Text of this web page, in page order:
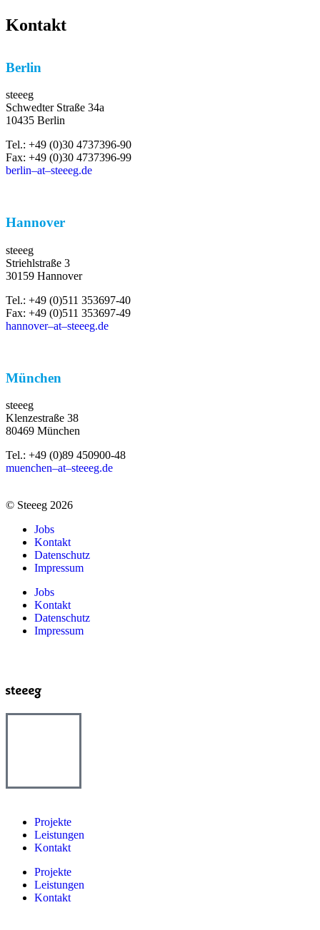
Kontakt
Berlin
steeeg
Schwedter Straße 34a
10435 Berlin
Tel.: +49 (0)30 4737396-90
Fax: +49 (0)30 4737396-99
berlin–at–steeeg.de
Hannover
steeeg
Striehlstraße 3
30159 Hannover
Tel.: +49 (0)511 353697-40
Fax: +49 (0)511 353697-49
hannover–at–steeeg.de
München
steeeg
Klenzestraße 38
80469 München
Tel.: +49 (0)89 450900-48
muenchen–at–steeeg.de
© Steeeg 2026
Jobs
Kontakt
Datenschutz
Impressum
Jobs
Kontakt
Datenschutz
Impressum
Projekte
Leistungen
Kontakt
Projekte
Leistungen
Kontakt